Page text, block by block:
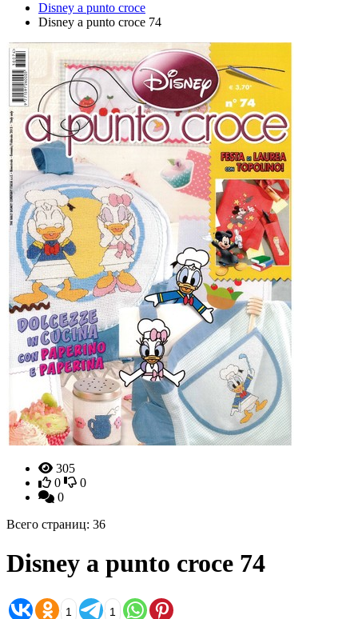
Disney a punto croce
Disney a punto croce 74
305
0
0
0
Всего страниц: 36
Disney a punto croce 74
1 1